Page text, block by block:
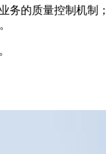
的质量控制机